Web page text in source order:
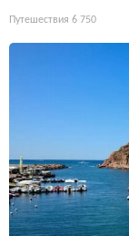
Путешествия 6 750